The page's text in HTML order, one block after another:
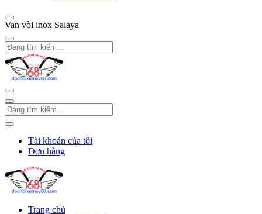
Van vòi inox Salaya
Tài khoản của tôi
Đơn hàng
Trang chủ